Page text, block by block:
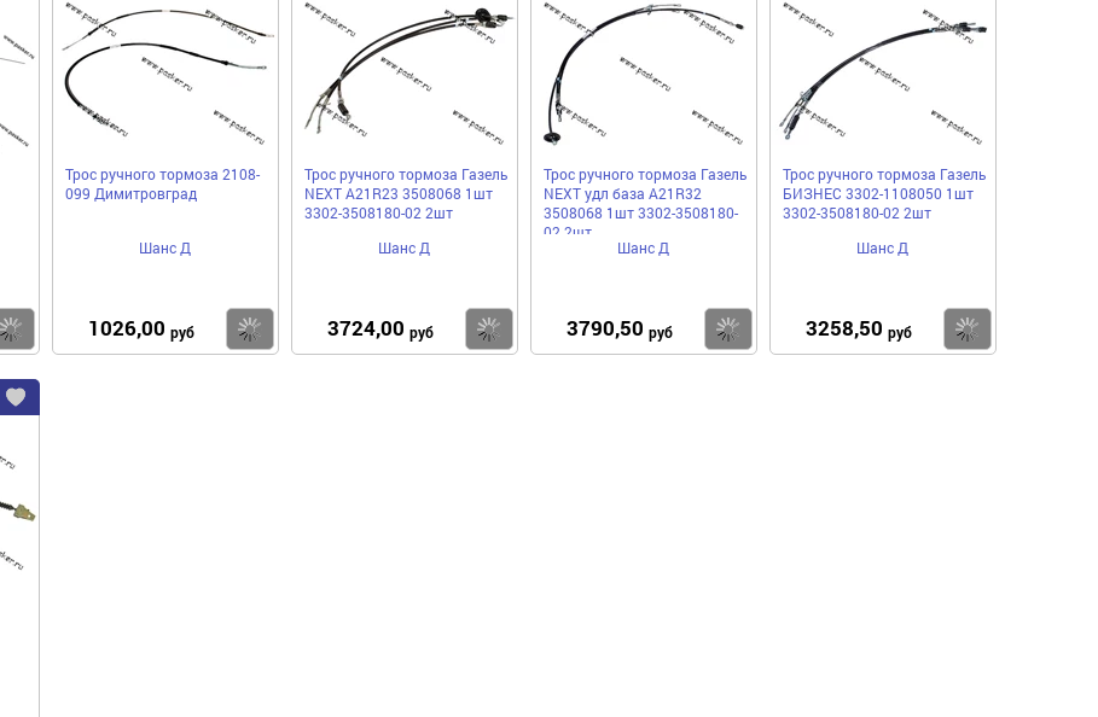
избранное
Купить
избранное
Трос ручного тормоза 2108-
099 Димитровград
Шанс Д
1026,00 руб Купить
избранное
Трос ручного тормоза Газель
NEXT A21R23 3508068 1шт
3302-3508180-02 2шт
Шанс Д
3724,00 руб Купить
избранное
Трос ручного тормоза Газель
NEXT удл база A21R32
3508068 1шт 3302-3508180-
02 2шт
Шанс Д
3790,50 руб Купить
избранное
Трос ручного тормоза Газель
БИЗНЕС 3302-1108050 1шт
3302-3508180-02 2шт
Шанс Д
3258,50 руб